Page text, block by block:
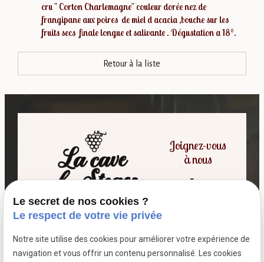
cru " Corton Charlemagne" couleur dorée nez de
frangipane aux poires de miel d acacia ,bouche sur les
fruits secs finale longue et salivante . Dégustation a 18°.
Retour à la liste
Joignez-vous
à nous
7 passage fleuri
- 59380 SOCX
Le secret de nos cookies ?
Le respect de votre vie privée
Notre site utilise des cookies pour améliorer votre expérience de
navigation et vous offrir un contenu personnalisé. Les cookies